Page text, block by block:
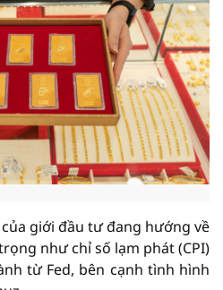
giới đầu tư đang hướng về
như chỉ số lạm phát (CPI)
từ Fed, bên cạnh tình hình